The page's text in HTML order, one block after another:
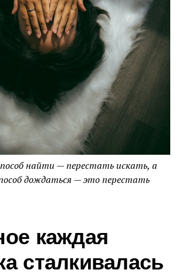
найти — перестать искать, а
дождаться — это перестать
каждая
сталкивалась